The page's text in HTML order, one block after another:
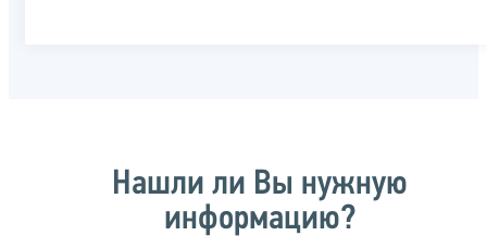
Нашли ли Вы нужную
информацию?